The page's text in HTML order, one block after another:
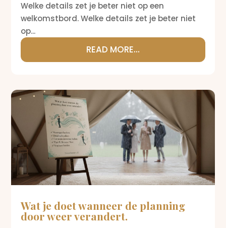
Welke details zet je beter niet op een
welkomstbord. Welke details zet je beter niet
op...
READ MORE...
Wat je doet wanneer de planning
door weer verandert.